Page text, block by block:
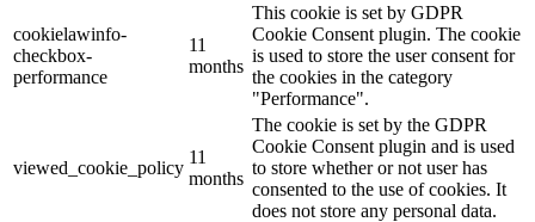
cookielawinfo-
checkbox-
performance
11
months
This cookie is set by GDPR
Cookie Consent plugin. The cookie
is used to store the user consent for
the cookies in the category
"Performance".
viewed_cookie_policy
11
months
The cookie is set by the GDPR
Cookie Consent plugin and is used
to store whether or not user has
consented to the use of cookies. It
does not store any personal data.